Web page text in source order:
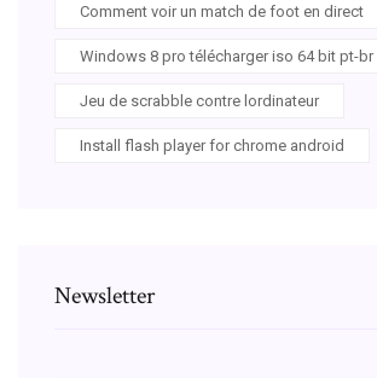
Comment voir un match de foot en direct
Windows 8 pro télécharger iso 64 bit pt-br
Jeu de scrabble contre lordinateur
Install flash player for chrome android
Newsletter